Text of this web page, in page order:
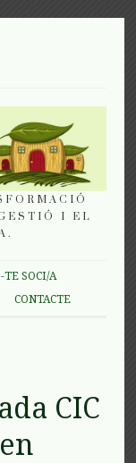
I EL
TE SOCI/A
CONTACTE
CIC